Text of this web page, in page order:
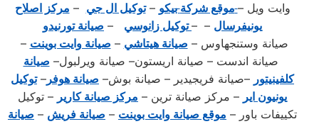
وايت ويل – موقع شركةبيكو –توكيل ال جي – مركز اصلاح
يونيفرسال – –توكيل زانوسي – صيانة تورنيدو
صيانة وستنجهاوس – صيانة هيتاشي – صيانة وايت بوينت –
صيانة اندست – صيانة اريستون– صيانة ويرلبول– صيانة
كلفينيتور –صيانة فريجيدير – صيانة بوش– صيانة هوفر –توكيل
يونيون اير – مركز صيانة ترين – مركز صيانة كارير – توكيل
تكييفات باور – موقع صيانة وايت بوينت – صيانة فريش – صيانة